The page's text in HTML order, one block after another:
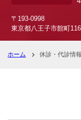
〒193-0998
東京都八王子市館町
ホーム 休診・代診情報